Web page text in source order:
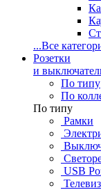
...Все
Розетки
и
По типу
По
По типу
Рамки
USB